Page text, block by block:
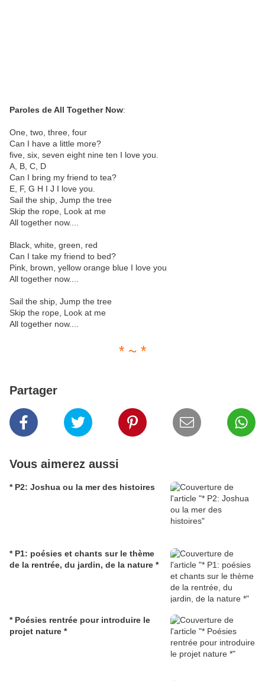
Paroles de All Together Now:
One, two, three, four
Can I have a little more?
five, six, seven eight nine ten I love you.
A, B, C, D
Can I bring my friend to tea?
E, F, G H I J I love you.
Sail the ship, Jump the tree
Skip the rope, Look at me
All together now....
Black, white, green, red
Can I take my friend to bed?
Pink, brown, yellow orange blue I love you
All together now....
Sail the ship, Jump the tree
Skip the rope, Look at me
All together now....
* ~ *
Partager
Vous aimerez aussi
* P2: Joshua ou la mer des histoires
* P1: poésies et chants sur le thème
de la rentrée, du jardin, de la nature *
* Poésies rentrée pour introduire le
projet nature *